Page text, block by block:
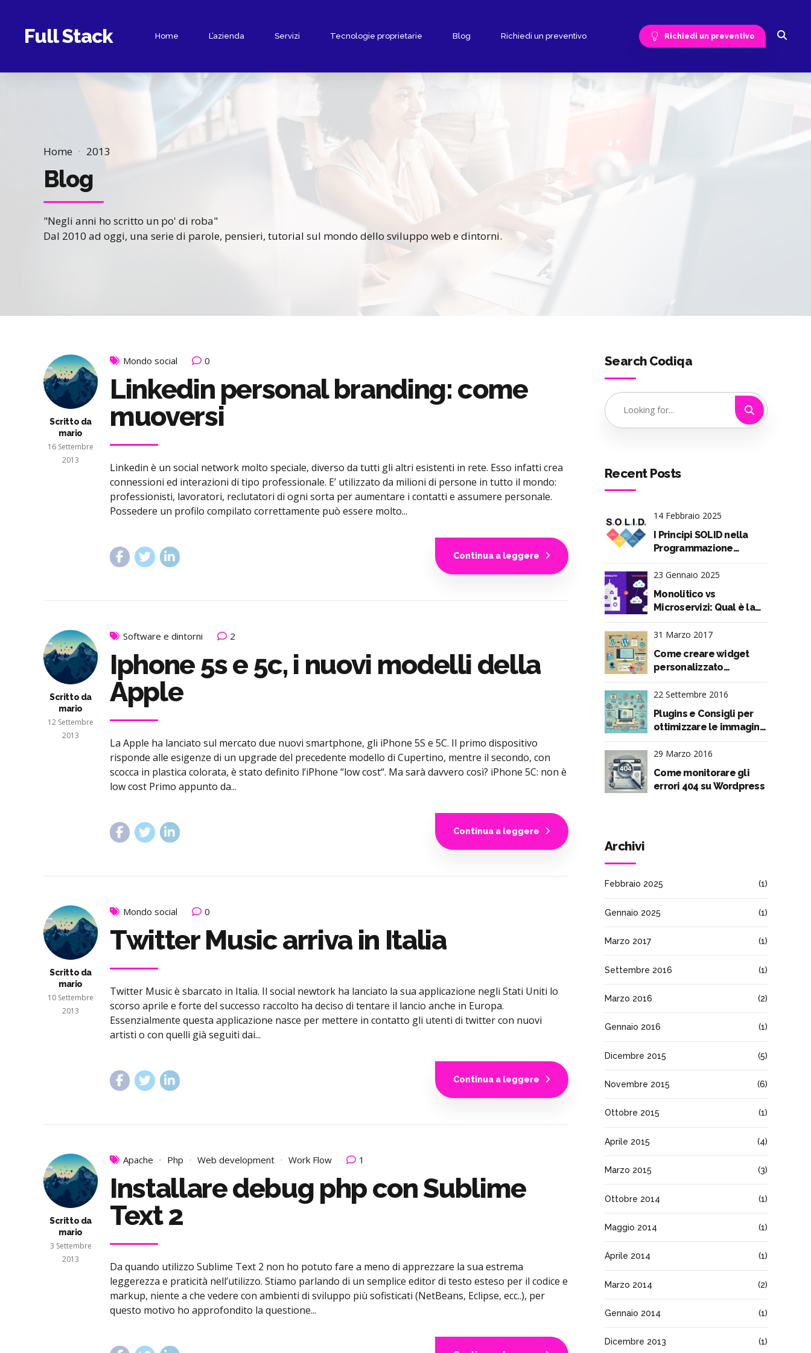
Full Stack Richiedi un preventivo
Home L’azienda Servizi Tecnologie proprietarie Blog Richiedi un preventivo
Home 2013
Blog
"Negli anni ho scritto un po' di roba"
Dal 2010 ad oggi, una serie di parole, pensieri, tutorial sul mondo dello sviluppo web e dintorni.
Scritto da
mario
16 Settembre
2013
Mondo social 0
Linkedin personal branding: come
muoversi
Linkedin è un social network molto speciale, diverso da tutti gli altri esistenti in rete. Esso infatti crea
connessioni ed interazioni di tipo professionale. E’ utilizzato da milioni di persone in tutto il mondo:
professionisti, lavoratori, reclutatori di ogni sorta per aumentare i contatti e assumere personale.
Possedere un profilo compilato correttamente può essere molto...
Continua a leggere
Scritto da
mario
12 Settembre
2013
Software e dintorni 2
Iphone 5s e 5c, i nuovi modelli della
Apple
La Apple ha lanciato sul mercato due nuovi smartphone, gli iPhone 5S e 5C. Il primo dispositivo
risponde alle esigenze di un upgrade del precedente modello di Cupertino, mentre il secondo, con
scocca in plastica colorata, è stato definito l’iPhone “low cost“. Ma sarà davvero così? iPhone 5C: non è
low cost Primo appunto da...
Continua a leggere
Scritto da
mario
10 Settembre
2013
Mondo social 0
Twitter Music arriva in Italia
Twitter Music è sbarcato in Italia. Il social newtork ha lanciato la sua applicazione negli Stati Uniti lo
scorso aprile e forte del successo raccolto ha deciso di tentare il lancio anche in Europa.
Essenzialmente questa applicazione nasce per mettere in contatto gli utenti di twitter con nuovi
artisti o con quelli già seguiti dai...
Continua a leggere
Scritto da
mario
3 Settembre
2013
Apache Php Web development Work Flow 1
Installare debug php con Sublime
Text 2
Da quando utilizzo Sublime Text 2 non ho potuto fare a meno di apprezzare la sua estrema
leggerezza e praticità nell’utilizzo. Stiamo parlando di un semplice editor di testo esteso per il codice e
markup, niente a che vedere con ambienti di sviluppo più sofisticati (NetBeans, Eclipse, ecc..), per
questo motivo ho approfondito la questione...
Search Codiqa
Recent Posts
14 Febbraio 2025
I Principi SOLID nella
Programmazione
spiegati in pillole
23 Gennaio 2025
Monolitico vs
Microservizi: Qual è la
la Tua Applicazione?
31 Marzo 2017
Come creare widget
personalizzato
22 Settembre 2016
Plugins e Consigli per
ottimizzare le immagini
29 Marzo 2016
Come monitorare gli
errori 404 su Wordpress
Archivi
Febbraio 2025 (1)
Gennaio 2025 (1)
Marzo 2017 (1)
Settembre 2016 (1)
Marzo 2016 (2)
Gennaio 2016 (1)
Dicembre 2015 (5)
Novembre 2015 (6)
Ottobre 2015 (1)
Aprile 2015 (4)
Marzo 2015 (3)
Ottobre 2014 (1)
Maggio 2014 (1)
Aprile 2014 (1)
Marzo 2014 (2)
Gennaio 2014 (1)
Dicembre 2013 (1)